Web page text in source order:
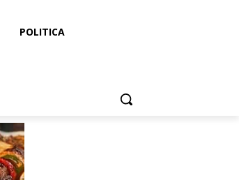
POLITICA